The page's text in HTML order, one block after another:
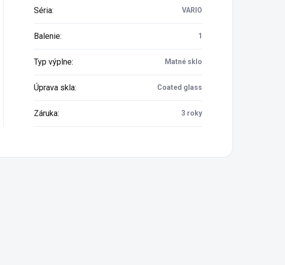
Séria: VARIO
Balenie: 1
Typ výplne: Matné sklo
Úprava skla: Coated glass
Záruka: 3 roky